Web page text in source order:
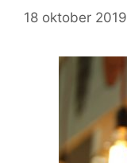
18 oktober 2019